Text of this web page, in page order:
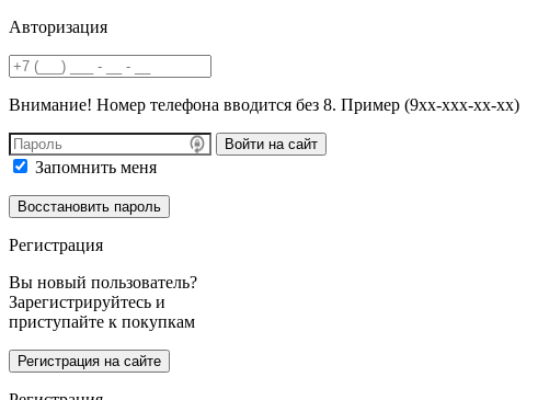
Авторизация
Внимание! Номер телефона вводится без 8. Пример (9хх-ххх-хх-хх)
Войти на сайт
Запомнить меня
Регистрация
Вы новый пользователь?
Зарегистрируйтесь и
приступайте к покупкам